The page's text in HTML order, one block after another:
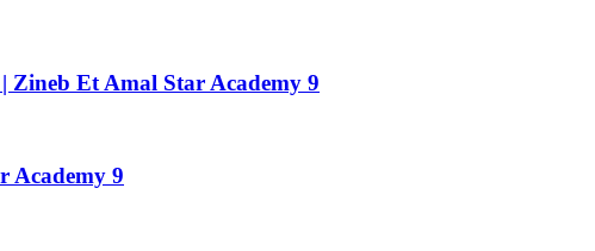
Zineb Et Amal Star Academy 9
Academy 9